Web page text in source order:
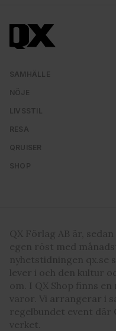
annons- och
Dessa kan i sin tur
samlat in när du har
våra cookies vid fortsatt
SAMHÄLLE
NÖJE
LIVSSTIL
RESA
QRUISER
SHOP
QX Förlag AB är,
egen röst med
nyhetstidningen qx.se
lever i och den kultur
om. I QX Shop finns
varor. Vi arrangerar i
regelbundet event där
verket.